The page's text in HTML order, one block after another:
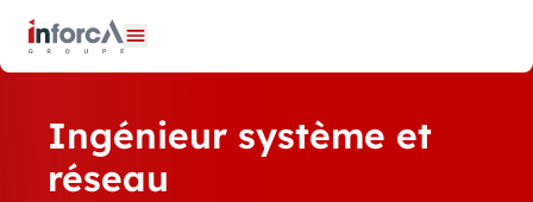
Panneau de gestion des cookies
Ouvrir le menu
Ingénieur système et
réseau